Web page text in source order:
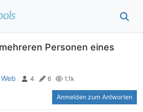
Personen eines
4 6 1.1k
Anmelden zum Antworten